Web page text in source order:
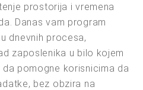
prostorija i vremena
Danas vam program
dnevnih procesa,
zaposlenika u bilo kojem
pomogne korisnicima da
bez obzira na